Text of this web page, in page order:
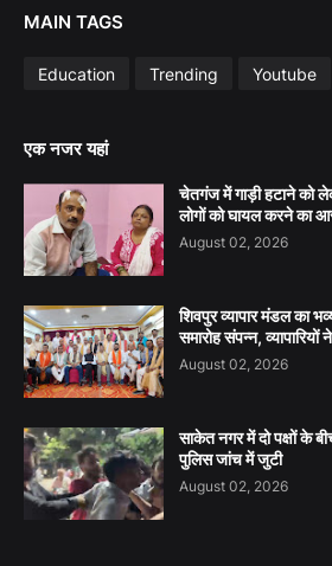
MAIN TAGS
Education Trending Youtube
एक नजर यहां
चेतगंज में गाड़ी हटाने को
लोगों को घायल करने का
August 02, 2026
शिवपुर व्यापार मंडल का
समारोह संपन्न,
August 02, 2026
साकेत नगर में दो पक्षों के
पुलिस जांच में जुटी
August 02, 2026